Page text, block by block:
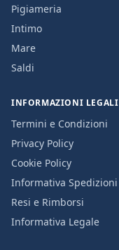
Pigiameria
Intimo
Mare
Saldi
INFORMAZIONI LEGALI
Termini e Condizioni
Privacy Policy
Cookie Policy
Informativa Spedizioni
Resi e Rimborsi
Informativa Legale